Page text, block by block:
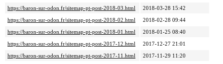
https://baron-sur-odon.fr/sitemap-pt-post-2018-03.html
2018-03-28 15:42
https://baron-sur-odon.fr/sitemap-pt-post-2018-02.html
2018-02-28 09:44
https://baron-sur-odon.fr/sitemap-pt-post-2018-01.html
2018-01-25 08:40
https://baron-sur-odon.fr/sitemap-pt-post-2017-12.html
2017-12-27 21:01
https://baron-sur-odon.fr/sitemap-pt-post-2017-11.html
2017-11-29 11:20